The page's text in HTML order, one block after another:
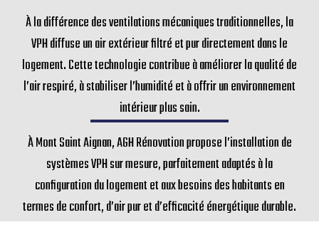
À la différence des ventilations mécaniques traditionnelles, la
VPH diffuse un air extérieur filtré et pur directement dans le
logement. Cette technologie contribue à améliorer la qualité de
l’air respiré, à stabiliser l’humidité et à offrir un environnement
intérieur plus sain.
À Mont Saint Aignan, AGH Rénovation propose l’installation de
systèmes VPH sur mesure, parfaitement adaptés à la
configuration du logement et aux besoins des habitants en
termes de confort, d’air pur et d’efficacité énergétique durable.